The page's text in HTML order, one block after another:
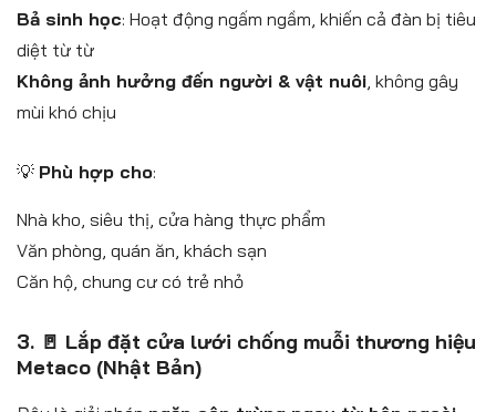
Bả sinh học: Hoạt động ngấm ngầm, khiến cả đàn bị tiêu
diệt từ từ
Không ảnh hưởng đến người & vật nuôi , không gây
mùi khó chịu
💡 Phù hợp cho:
Nhà kho, siêu thị, cửa hàng thực phẩm
Văn phòng, quán ăn, khách sạn
Căn hộ, chung cư có trẻ nhỏ
3. 🚪 Lắp đặt cửa lưới chống muỗi thương hiệu
Metaco (Nhật Bản)